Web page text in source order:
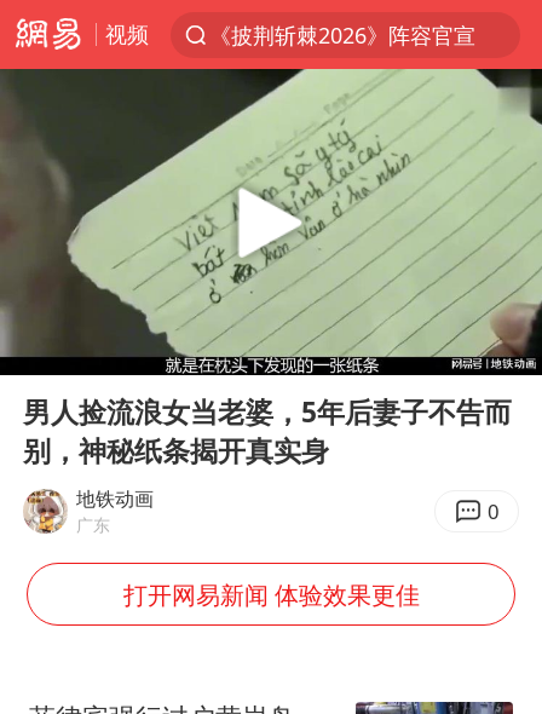
视频
《披荆斩棘2026》阵容官宣
夏日经济乘热而上 消费市场向新而行
白海豚对华东华北影响会大于巴威
以拒绝“和平委员会”的加沙和平计划
浙江省甬江发生2026年第1号洪水
美将每月供乌爱国者拦截导弹
独闯南太行的失联女生最后轨迹已确认
央视新主播李秋莹母校发文祝贺
白海豚北上或致京津冀暴雨
上海全力守护市民“菜篮子”
Play
07:20
男人捡流浪女当老婆，5年后妻子不告而
别，神秘纸条揭开真实身
地铁动画
广东 0
打开网易新闻 体验效果更佳